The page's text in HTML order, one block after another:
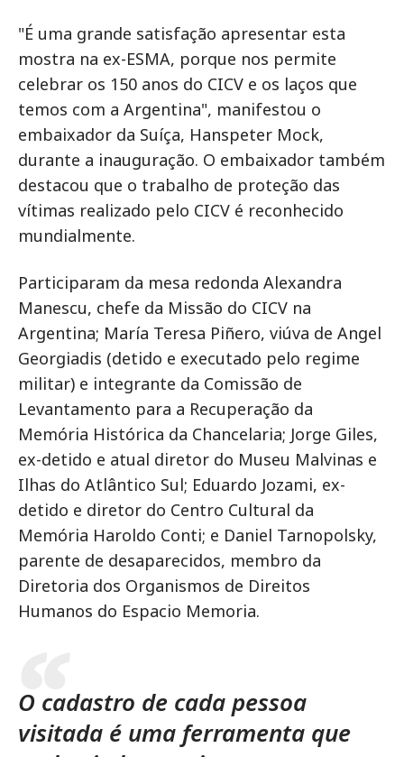
"É uma grande satisfação apresentar esta
mostra na ex-ESMA, porque nos permite
celebrar os 150 anos do CICV e os laços que
temos com a Argentina", manifestou o
embaixador da Suíça, Hanspeter Mock,
durante a inauguração. O embaixador também
destacou que o trabalho de proteção das
vítimas realizado pelo CICV é reconhecido
mundialmente.
Participaram da mesa redonda Alexandra
Manescu, chefe da Missão do CICV na
Argentina; María Teresa Piñero, viúva de Angel
Georgiadis (detido e executado pelo regime
militar) e integrante da Comissão de
Levantamento para a Recuperação da
Memória Histórica da Chancelaria; Jorge Giles,
ex-detido e atual diretor do Museu Malvinas e
Ilhas do Atlântico Sul; Eduardo Jozami, ex-
detido e diretor do Centro Cultural da
Memória Haroldo Conti; e Daniel Tarnopolsky,
parente de desaparecidos, membro da
Diretoria dos Organismos de Direitos
Humanos do Espacio Memoria.
O cadastro de cada pessoa
visitada é uma ferramenta que